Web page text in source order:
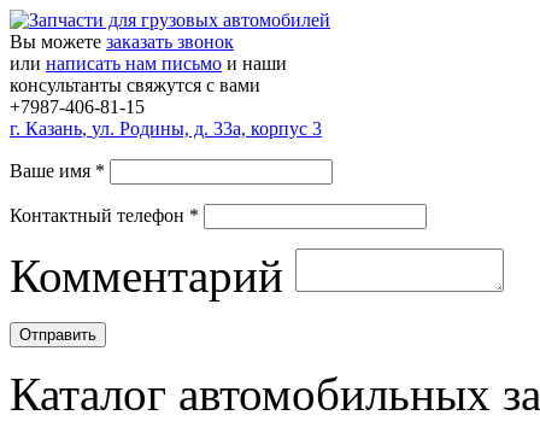
Вы можете заказать звонок
или написать нам письмо и наши
консультанты свяжутся с вами
+7987-406-81-15
г. Казань, ул. Родины, д. 33а, корпус 3
Ваше имя *
Контактный телефон *
Комментарий
Каталог автомобильных